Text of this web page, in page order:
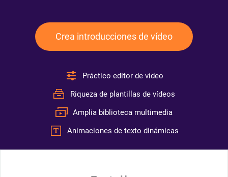
Crea introducciones de vídeo
Práctico editor de vídeo
Riqueza de plantillas de vídeos
Amplia biblioteca multimedia
Animaciones de texto dinámicas